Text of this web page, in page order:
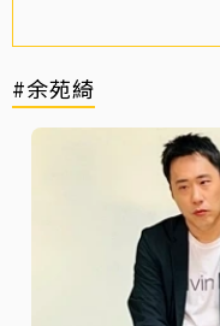
#余苑綺